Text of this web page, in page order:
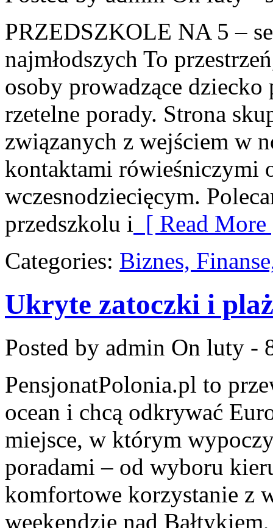
PRZEDSZKOLE NA 5 –
najmłodszych To
osoby prowadzące dziecko
rzetelne porady. Strona
związanych z wejściem w
kontaktami rówieśniczymi
wczesnodziecięcym.
przedszkolu i [ Read More
Categories: Biznes,
Ukryte zatoczki i
Posted by admin On luty -
PensjonatPolonia.pl to
ocean i chcą odkrywać
miejsce, w którym
poradami – od wyboru
komfortowe korzystanie z
weekendzie nad